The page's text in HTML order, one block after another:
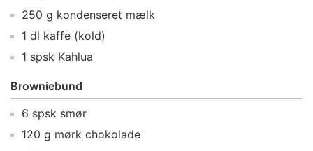
250 g kondenseret mælk
1 dl kaffe (kold)
1 spsk Kahlua
Browniebund
6 spsk smør
120 g mørk chokolade